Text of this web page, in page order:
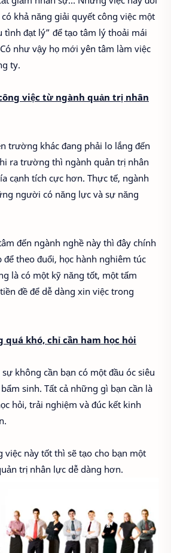
khả năng giải quyết công việc một
tình đạt lý” để tạo tâm lý thoải mái
như vậy họ mới yên tâm làm việc
ty.
việc từ ngành quản trị nhân
trường khác đang phải lo lắng đến
ra trường thì ngành quản trị nhân
cạnh tích cực hơn. Thực tế, ngành
người có năng lực và sự năng
đến ngành nghề này thì đây chính
theo đuổi, học hành nghiêm túc
là có một kỹ năng tốt, một tấm
đề để dễ dàng xin việc trong
quá khó, chỉ cần ham học hỏi
không cần bạn có một đầu óc siêu
sinh. Tất cả những gì bạn cần là
hỏi, trải nghiệm và đúc kết kinh
việc này tốt thì sẽ tạo cho bạn một
trị nhân lực dễ dàng hơn.